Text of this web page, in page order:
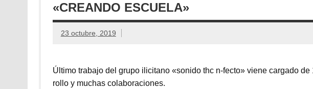
«CREANDO ESCUELA»
23 octubre, 2019
Último trabajo del grupo ilicitano «sonido thc n-fecto» viene cargado
rollo y muchas colaboraciones.